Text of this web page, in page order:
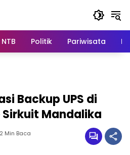
NTB Politik Pariwisata
Backup UPS di
Sirkuit Mandalika
2 Min Baca